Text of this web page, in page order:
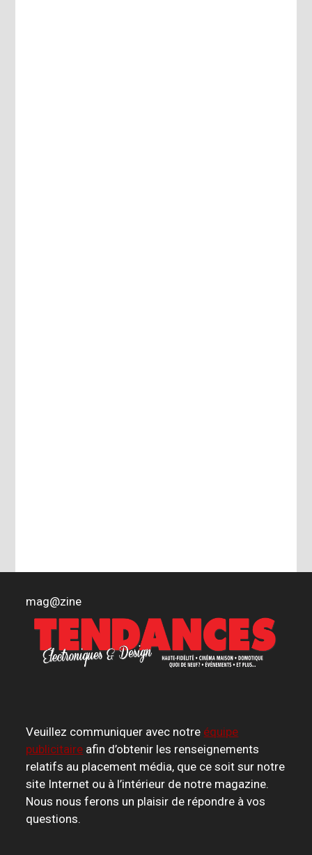
mag@zine
Veuillez communiquer avec notre équipe
publicitaire afin d’obtenir les renseignements
relatifs au placement média, que ce soit sur notre
site Internet ou à l’intérieur de notre magazine.
Nous nous ferons un plaisir de répondre à vos
questions.